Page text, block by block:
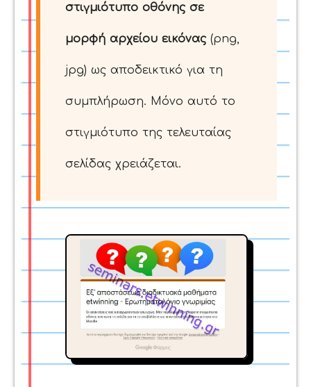
στιγμιότυπο οθόνης σε
μορφή αρχείου εικόνας(png,
jpg) ως αποδεικτικό για τη
συμπλήρωση. Μόνο αυτό το
στιγμιότυπο της τελευταίας
σελίδας χρειάζεται.